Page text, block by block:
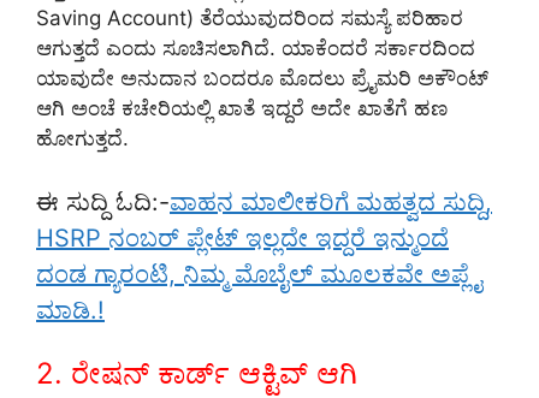
Saving Account) ತೆರೆಯುವುದರಿಂದ ಸಮಸ್ಯೆ ಪರಿಹಾರ
ಆಗುತ್ತದೆ ಎಂದು ಸೂಚಿಸಲಾಗಿದೆ. ಯಾಕೆಂದರೆ ಸರ್ಕಾರದಿಂದ
ಯಾವುದೇ ಅನುದಾನ ಬಂದರೂ ಮೊದಲು ಪ್ರೈಮರಿ ಅಕೌಂಟ್
ಆಗಿ ಅಂಚೆ ಕಚೇರಿಯಲ್ಲಿ ಖಾತೆ ಇದ್ದರೆ ಅದೇ ಖಾತೆಗೆ ಹಣ
ಹೋಗುತ್ತದೆ.
ಈ ಸುದ್ದಿ ಓದಿ:-ವಾಹನ ಮಾಲೀಕರಿಗೆ ಮಹತ್ವದ ಸುದ್ದಿ,
HSRP ನಂಬರ್ ಪ್ಲೇಟ್ ಇಲ್ಲದೇ ಇದ್ದರೆ ಇನ್ಮುಂದೆ
ದಂಡ ಗ್ಯಾರಂಟಿ, ನಿಮ್ಮ ಮೊಬೈಲ್ ಮೂಲಕವೇ ಅಪ್ಲೈ
ಮಾಡಿ.!
2. ರೇಷನ್ ಕಾರ್ಡ್ ಆಕ್ಟಿವ್ ಆಗಿ